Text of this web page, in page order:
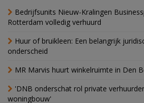
Bedrijfsunits Nieuw-Kralingen
Rotterdam volledig verhuurd
Huur of bruikleen: Een belangrijk
onderscheid
MR Marvis huurt winkelruimte in Den
'DNB onderschat rol private
woningbouw'